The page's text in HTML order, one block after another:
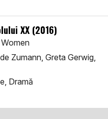
XX (2016)
Zumann, Greta Gerwig,
Dramă